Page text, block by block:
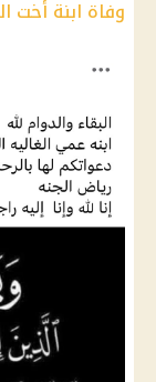
وفاة ابنة أخت